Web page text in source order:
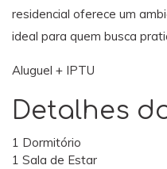
residencial oferece um
ideal para quem busca
Aluguel + IPTU
Detalhes
1 Dormitório
1 Sala de Estar